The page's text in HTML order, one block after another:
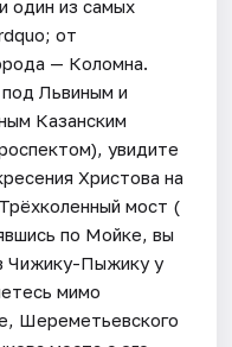
один из самых
от
— Коломна.
Львиным и
Казанским
увидите
Христова на
мост (
по Мойке, вы
Чижику-Пыжику у
мимо
Шереметьевского